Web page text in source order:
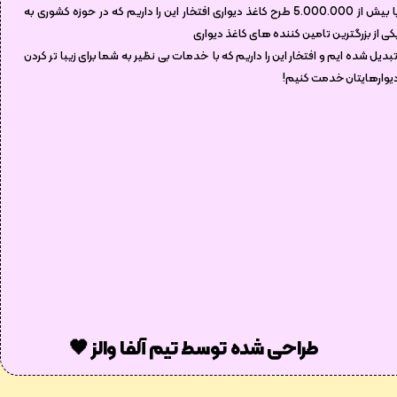
با بیش از 5.000.000 طرح کاغذ دیواری افتخار این را داریم که در حوزه کشوری به
از بزرگترین تامین کننده های کاغذ دیواری
شده ایم و افتخار این را داریم که با خدمات بی نظیر به شما برای زیبا تر کردن
خدمت کنیم!
طراحی شده توسط تیم آلفا والز 🖤